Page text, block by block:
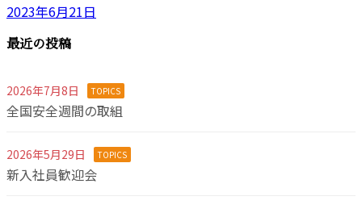
2023年6月21日
最近の投稿
2026年7月8日 TOPICS
全国安全週間の取組
2026年5月29日 TOPICS
新入社員歓迎会